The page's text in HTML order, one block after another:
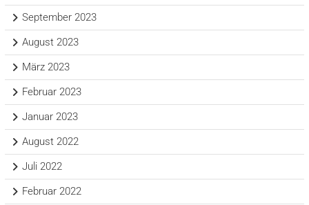
September 2023
August 2023
März 2023
Februar 2023
Januar 2023
August 2022
Juli 2022
Februar 2022